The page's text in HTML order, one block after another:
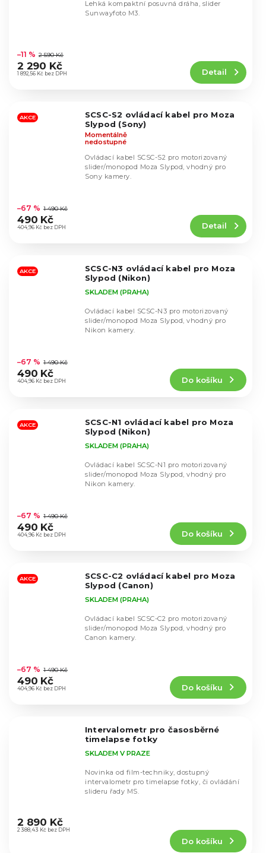
hodnocení
produktu
je
hvězdiček.
1 892,56 Kč bez DPH
–11 % 2 590 Kč
2 290 Kč Detail
Lehká kompaktní posuvná dráha, slider
Sunwayfoto M3.
AKCE
SCSC-S2 ovládací kabel pro Moza
Slypod (Sony)
hodnocení
produktu
je
hvězdiček.
Momentálně
nedostupné
404,96 Kč bez DPH
–67 % 1 490 Kč
490 Kč Detail
Ovládací kabel SCSC-S2 pro motorizovaný
slider/monopod Moza Slypod, vhodný pro
Sony kamery.
AKCE
SCSC-N3 ovládací kabel pro Moza
Slypod (Nikon)
hodnocení
produktu
je
hvězdiček.
SKLADEM (PRAHA)
404,96 Kč bez DPH
–67 % 1 490 Kč
490 Kč
Do košíku
Ovládací kabel SCSC-N3 pro motorizovaný
slider/monopod Moza Slypod, vhodný pro
Nikon kamery.
AKCE
SCSC-N1 ovládací kabel pro Moza
Slypod (Nikon)
hodnocení
produktu
je
hvězdiček.
SKLADEM (PRAHA)
404,96 Kč bez DPH
–67 % 1 490 Kč
490 Kč
Do košíku
Ovládací kabel SCSC-N1 pro motorizovaný
slider/monopod Moza Slypod, vhodný pro
Nikon kamery.
AKCE
SCSC-C2 ovládací kabel pro Moza
Slypod (Canon)
hodnocení
produktu
je
SKLADEM (PRAHA)
404,96 Kč bez DPH
–67 % 1 490 Kč
490 Kč
Do košíku
Ovládací kabel SCSC-C2 pro motorizovaný
slider/monopod Moza Slypod, vhodný pro
Canon kamery.
Intervalometr pro časosběrné
timelapse fotky
hodnocení
produktu
SKLADEM V PRAZE
2 388,43 Kč bez DPH
2 890 Kč
Do košíku
Novinka od film-techniky, dostupný
intervalometr pro timelapse fotky, či ovládání
slideru řady MS.